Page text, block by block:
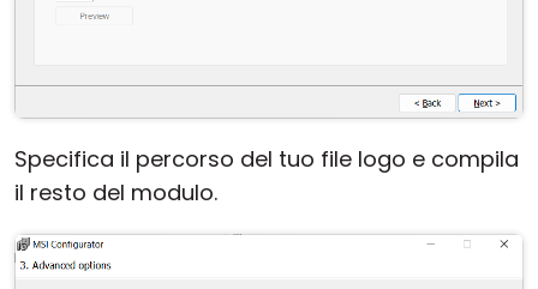
Specifica il percorso del tuo file logo e compila
il resto del modulo.